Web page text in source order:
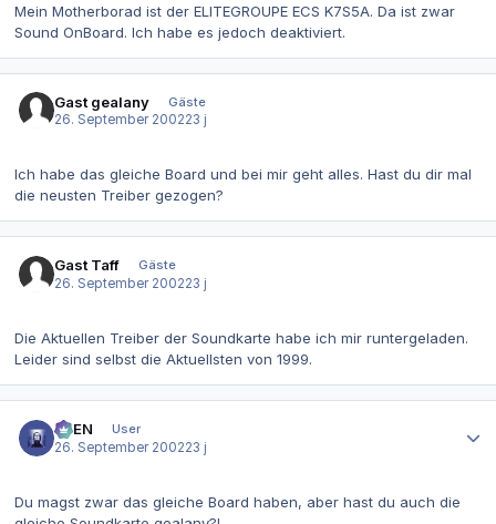
Mein Motherborad ist der ELITEGROUPE ECS K7S5A. Da ist zwar
Sound OnBoard. Ich habe es jedoch deaktiviert.
Gast gealany
Gäste
26. September 200223 j
Ich habe das gleiche Board und bei mir geht alles. Hast du dir mal
die neusten Treiber gezogen?
Gast Taff
Gäste
26. September 200223 j
Die Aktuellen Treiber der Soundkarte habe ich mir runtergeladen.
Leider sind selbst die Aktuellsten von 1999.
AVEN
User
26. September 200223 j
Du magst zwar das gleiche Board haben, aber hast du auch die